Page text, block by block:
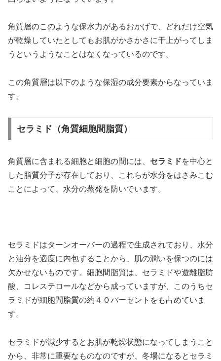
角質層のこのような保水力があるおかげで、どれだけ空気
が乾燥していたとしてもお肌がかさかさに干上がってしま
うというようなことはなくなっているのです。
この角質層は以下のような保湿の成分要素からなっていま
す。
セラミド（角質細胞間脂質）
角質層に含まれる細胞と細胞の間には、 セラミドを中心と
した脂質分子が存在しており、これらが水分をはさみこむ
ことによって、水分の蒸発を防いでいます。
セラミドはターンオーバーの過程で生成されており、水分
と油分を適度に内包することから、肌の潤いを保つのには
欠かせないものです。細胞間脂質は、セラミドや遊離脂肪
酸、コレステロールなどから成っていますが、このうちセ
ラミドが細胞間脂質の約４０パーセントをも占めていま
す。
セラミドが減少するとお肌が乾燥状態になってしまうこと
から、非常に重要なものなのですが、冬場になるとセラミ